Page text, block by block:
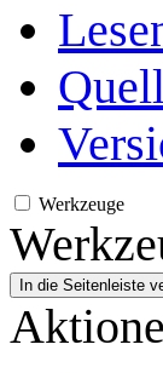
Werkzeuge
In die Seitenleiste